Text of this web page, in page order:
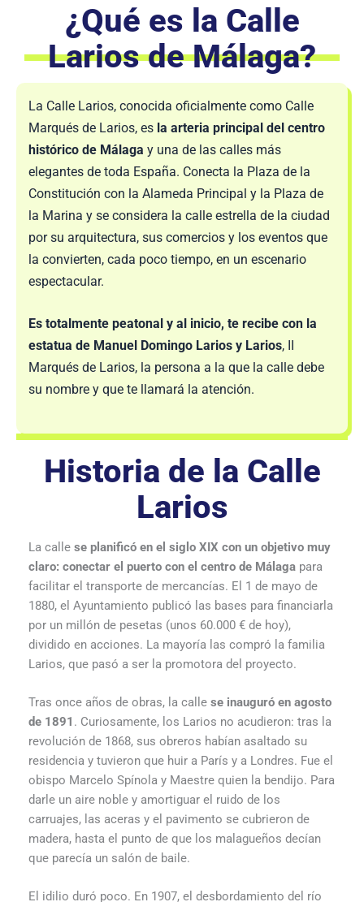
¿Qué es la Calle
Larios de Málaga?
La Calle Larios, conocida oficialmente como Calle
Marqués de Larios, es la arteria principal del centro
histórico de Málaga y una de las calles más
elegantes de toda España. Conecta la Plaza de la
Constitución con la Alameda Principal y la Plaza de
la Marina y se considera la calle estrella de la ciudad
por su arquitectura, sus comercios y los eventos que
la convierten, cada poco tiempo, en un escenario
espectacular.
Es totalmente peatonal y al inicio, te recibe con la
estatua de Manuel Domingo Larios y Larios, II
Marqués de Larios, la persona a la que la calle debe
su nombre y que te llamará la atención.
Historia de la Calle
Larios
La calle se planificó en el siglo XIX con un objetivo muy
claro: conectar el puerto con el centro de Málaga para
facilitar el transporte de mercancías. El 1 de mayo de
1880, el Ayuntamiento publicó las bases para financiarla
por un millón de pesetas (unos 60.000 € de hoy),
dividido en acciones. La mayoría las compró la familia
Larios, que pasó a ser la promotora del proyecto.
Tras once años de obras, la calle se inauguró en agosto
de 1891 . Curiosamente, los Larios no acudieron: tras la
revolución de 1868, sus obreros habían asaltado su
residencia y tuvieron que huir a París y a Londres. Fue el
obispo Marcelo Spínola y Maestre quien la bendijo. Para
darle un aire noble y amortiguar el ruido de los
carruajes, las aceras y el pavimento se cubrieron de
madera, hasta el punto de que los malagueños decían
que parecía un salón de baile.
El idilio duró poco. En 1907, el desbordamiento del río